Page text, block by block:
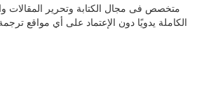
الكاملة يدويًا دون الإعتماد على أي مواقع